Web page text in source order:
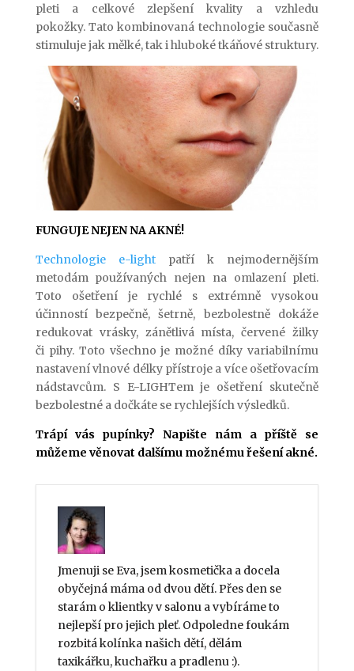
pleti a celkové zlepšení kvality a vzhledu
pokožky. Tato kombinovaná technologie současně
stimuluje jak mělké, tak i hluboké tkáňové struktury.
FUNGUJE NEJEN NA AKNÉ!
Technologie e-lightpatří k nejmodernějším
metodám používaných nejen na omlazení pleti.
Toto ošetření je rychlé s extrémně vysokou
účinností bezpečně, šetrně, bezbolestně dokáže
redukovat vrásky, zánětlivá místa, červené žilky
či pihy. Toto všechno je možné díky variabilnímu
nastavení vlnové délky přístroje a více ošetřovacím
nádstavcům. S E-LIGHTem je ošetření skutečně
bezbolestné a dočkáte se rychlejších výsledků.
Trápí vás pupínky? Napište nám a příště se
můžeme věnovat dalšímu možnému řešení akné.
Jmenuji se Eva, jsem kosmetička a docela
obyčejná máma od dvou dětí. Přes den se
starám o klientky v salonu a vybíráme to
nejlepší pro jejich pleť. Odpoledne foukám
rozbitá kolínka našich dětí, dělám
taxikářku, kuchařku a pradlenu :).